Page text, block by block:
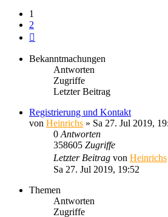
1
2
Bekanntmachungen
Antworten
Zugriffe
Letzter Beitrag
Registrierung und Kontakt
von Heinrichs » Sa 27. Jul 2019,
0 Antworten
358605 Zugriffe
Letzter Beitrag von Heinrichs
Sa 27. Jul 2019, 19:52
Themen
Antworten
Zugriffe